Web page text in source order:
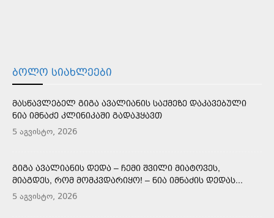
ᲑᲝᲚᲝ ᲡᲘᲐᲮᲚᲔᲔᲑᲘ
ᲛᲐᲡᲬᲐᲕᲚᲔᲑᲔᲚ ᲒᲘᲒᲐ ᲐᲕᲐᲚᲘᲐᲜᲘᲡ ᲡᲐᲥᲛᲔᲖᲔ ᲓᲐᲙᲐᲕᲔᲑᲣᲚᲘ
ᲜᲘᲐ ᲘᲛᲜᲐᲫᲔ ᲙᲚᲘᲜᲘᲙᲐᲨᲘ ᲒᲐᲓᲐᲰᲧᲐᲕᲗ
5 აგვისტო, 2026
ᲒᲘᲒᲐ ᲐᲕᲐᲚᲘᲐᲜᲘᲡ ᲓᲔᲓᲐ – ᲩᲔᲛᲘ ᲨᲕᲘᲚᲘ ᲛᲘᲐᲢᲝᲕᲔᲡ,
ᲛᲘᲐᲒᲓᲔᲡ, ᲠᲝᲛ ᲛᲝᲛᲙᲕᲓᲐᲠᲘᲧᲝ! – ᲜᲘᲐ ᲘᲛᲜᲐᲫᲘᲡ ᲓᲔᲓᲐᲡ...
5 აგვისტო, 2026